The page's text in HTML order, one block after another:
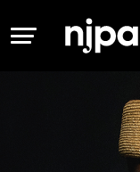
MENÚ